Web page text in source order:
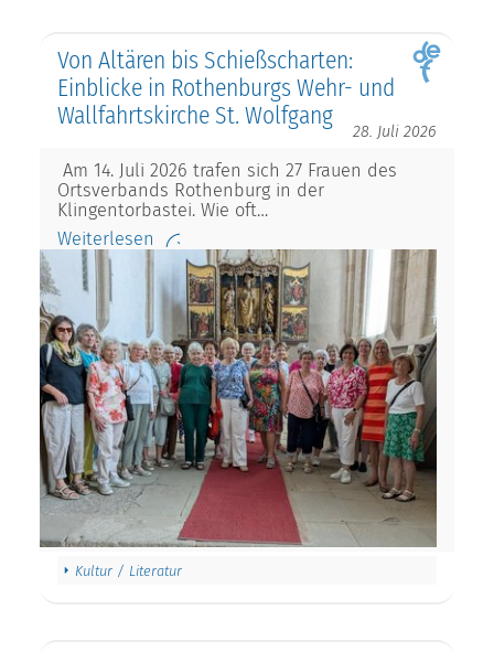
Von Altären bis Schießscharten:
Einblicke in Rothenburgs Wehr- und
Wallfahrtskirche St. Wolfgang
28. Juli 2026
Am 14. Juli 2026 trafen sich 27 Frauen des
Ortsverbands Rothenburg in der
Klingentorbastei. Wie oft…
Weiterlesen
Kultur / Literatur